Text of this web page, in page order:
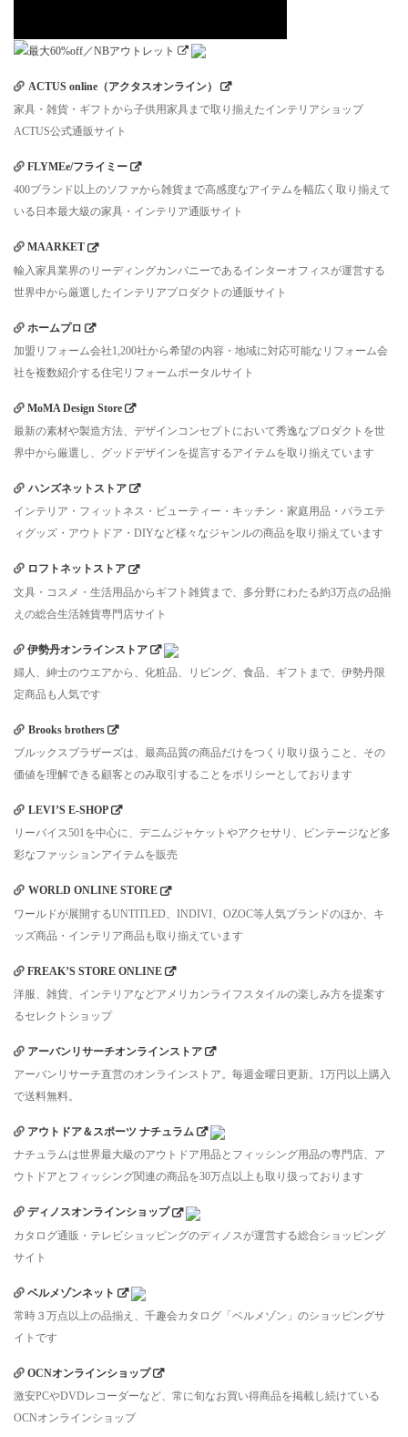
ACTUS online（アクタスオンライン）
家具・雑貨・ギフトから子供用家具まで取り揃えたインテリアショップ
ACTUS公式通販サイト
FLYMEe/フライミー
400ブランド以上のソファから雑貨まで高感度なアイテムを幅広く取り揃えて
いる日本最大級の家具・インテリア通販サイト
MAARKET
輸入家具業界のリーディングカンパニーであるインターオフィスが運営する
世界中から厳選したインテリアプロダクトの通販サイト
ホームプロ
加盟リフォーム会社1,200社から希望の内容・地域に対応可能なリフォーム会
社を複数紹介する住宅リフォームポータルサイト
MoMA Design Store
最新の素材や製造方法、デザインコンセプトにおいて秀逸なプロダクトを世
界中から厳選し、グッドデザインを提言するアイテムを取り揃えています
ハンズネットストア
インテリア・フィットネス・ビューティー・キッチン・家庭用品・バラエテ
ィグッズ・アウトドア・DIYなど様々なジャンルの商品を取り揃えています
ロフトネットストア
文具・コスメ・生活用品からギフト雑貨まで、多分野にわたる約3万点の品揃
えの総合生活雑貨専門店サイト
伊勢丹オンラインストア
婦人、紳士のウエアから、化粧品、リビング、食品、ギフトまで、伊勢丹限
定商品も人気です
Brooks brothers
ブルックスブラザーズは、最高品質の商品だけをつくり取り扱うこと、その
価値を理解できる顧客とのみ取引することをポリシーとしております
LEVI’S E-SHOP
リーバイス501を中心に、デニムジャケットやアクセサリ、ビンテージなど多
彩なファッションアイテムを販売
WORLD ONLINE STORE
ワールドが展開するUNTITLED、INDIVI、OZOC等人気ブランドのほか、キ
ッズ商品・インテリア商品も取り揃えています
FREAK’S STORE ONLINE
洋服、雑貨、インテリアなどアメリカンライフスタイルの楽しみ方を提案す
るセレクトショップ
アーバンリサーチオンラインストア
アーバンリサーチ直営のオンラインストア。毎週金曜日更新。1万円以上購入
で送料無料。
アウトドア＆スポーツ ナチュラム
ナチュラムは世界最大級のアウトドア用品とフィッシング用品の専門店、ア
ウトドアとフィッシング関連の商品を30万点以上も取り扱っております
ディノスオンラインショップ
カタログ通販・テレビショッピングのディノスが運営する総合ショッピング
サイト
ベルメゾンネット
常時３万点以上の品揃え、千趣会カタログ「ベルメゾン」のショッピングサ
イトです
OCNオンラインショップ
激安PCやDVDレコーダーなど、常に旬なお買い得商品を掲載し続けている
OCNオンラインショップ